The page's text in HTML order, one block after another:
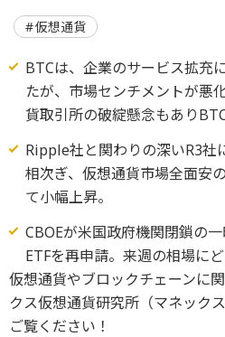
仮想通貨
BTCは、企業のサービス拡充
たが、市場センチメントが悪
貨取引所の破綻懸念もあり
Ripple社と関わりの深いR3社
相次ぎ、仮想通貨市場全面安
て小幅上昇。
CBOEが米国政府機関閉鎖の
ETFを再申請。来週の相場に
仮想通貨やブロックチェーンに
クス仮想通貨研究所（マネック
ご覧ください！